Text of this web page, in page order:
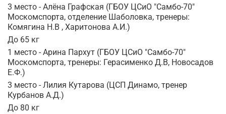
3 место - Алёна Графская (ГБОУ ЦСиО "Самбо-70"
Москомспорта, отделение Шаболовка, тренеры:
Комягина Н.В , Харитонова А.И.)
До 65 кг
1 место - Арина Пархут (ГБОУ ЦСиО "Самбо-70"
Москомспорта, тренеры: Герасименко Д.В, Новосадов
Е.Ф.)
3 место - Лилия Кутарова (ЦСП Динамо, тренер
Курбанов А.Д.)
До 80 кг